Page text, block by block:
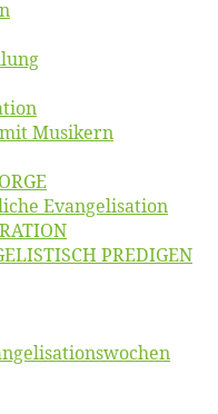
Musikern
Evangelisation
PREDIGEN